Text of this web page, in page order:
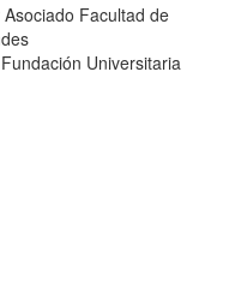
Facultad de
Universitaria